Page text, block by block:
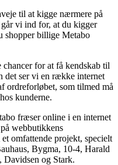
til at kigge nærmere på
vi ind for, at du kigger
shopper billige Metabo
chancer for at få kendskab til
det ser vi en række internet
ordreforløbet, som tilmed må
kunderne.
fræser online i en internet
webbutikkens
omfattende projekt, specielt
Bygma, 10-4, Harald
og Stark.